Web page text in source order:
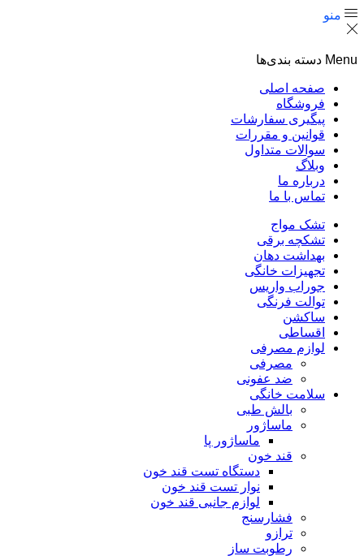
منو
Menu دسته بندی‌ها
صفحه اصلی
فروشگاه
پیگیری سفارشات
قوانین و مقررات
سوالات متداول
وبلاگ
درباره ما
تماس با ما
تشک مواج
تشکچه برقی
بهداشت دهان
تجهیزات خانگی
جوراب واریس
توالت فرنگی
ساکشن
اقساطی
لوازم مصرفی
مصرفی
ضد عفونی
سلامت خانگی
بالش طبی
ماساژور
ماساژور پا
قند خون
دستگاه تست قند خون
نوار تست قند خون
لوازم جانبی قند خون
فشارسنج
ترازو
رطوبت ساز